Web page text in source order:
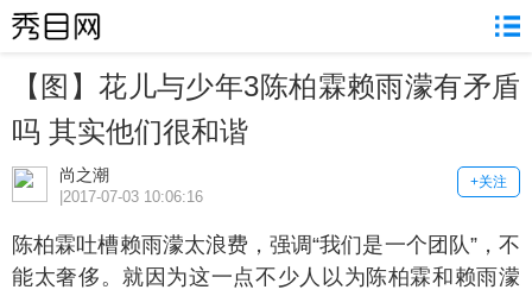
【图】花儿与少年3陈柏霖赖雨濛有矛盾
吗 其实他们很和谐
尚之潮 +关注
|2017-07-03 10:06:16
霖吐槽赖雨濛太浪费，强调“我们是一个团队”，不
能太奢侈。就因为这一点不少人以为陈柏霖和赖雨濛